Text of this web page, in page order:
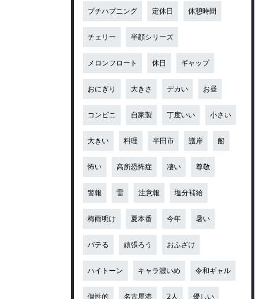
プチハプニング 定休日 休憩時間
チェリー 半顔シリーズ
メロンフロート 休日 ギャップ
おにぎり 大きさ デカい お昼
コンビニ 自家製 丁度いい 小さい
大きい 料理 半田市 護岸 船
怖い 高所恐怖症 凄い 尊敬
警報 雷 注意報 塩分補給
梅雨明け 夏本番 今年 暑い
バテる 頑張ろう おふざけ
ハイトーン キャラ濃いめ 令和ギャル
個性的 名古屋港 2人 優しい